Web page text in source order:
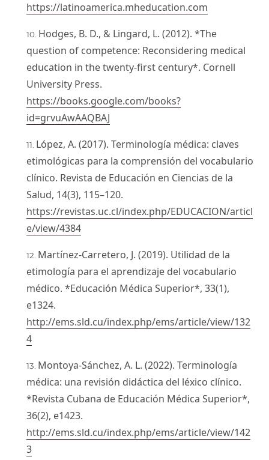
https://latinoamerica.mheducation.com
Hodges, B. D., & Lingard, L. (2012). *The
question of competence: Reconsidering medical
education in the twenty-first century*. Cornell
University Press.
https://books.google.com/books?
id=grvuAwAAQBAJ
López, A. (2017). Terminología médica: claves
etimológicas para la comprensión del vocabulario
clínico. Revista de Educación en Ciencias de la
Salud, 14(3), 115–120.
https://revistas.uc.cl/index.php/EDUCACION/articl
e/view/4384
Martínez-Carretero, J. (2019). Utilidad de la
etimología para el aprendizaje del vocabulario
médico. *Educación Médica Superior*, 33(1),
e1324.
http://ems.sld.cu/index.php/ems/article/view/132
4
Montoya-Sánchez, A. L. (2022). Terminología
médica: una revisión didáctica del léxico clínico.
*Revista Cubana de Educación Médica Superior*,
36(2), e1423.
http://ems.sld.cu/index.php/ems/article/view/142
3